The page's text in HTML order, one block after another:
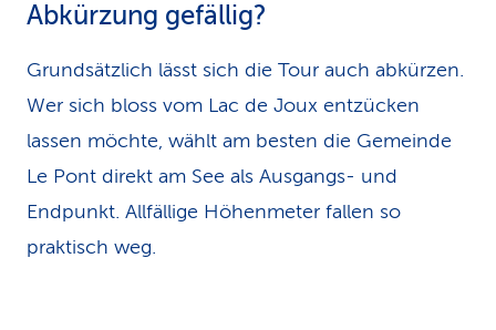
Abkürzung gefällig?
Grundsätzlich lässt sich die Tour auch abkürzen.
Wer sich bloss vom Lac de Joux entzücken
lassen möchte, wählt am besten die Gemeinde
Le Pont direkt am See als Ausgangs- und
Endpunkt. Allfällige Höhenmeter fallen so
praktisch weg.